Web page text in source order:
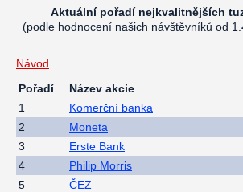
Aktuální pořadí nejkvalitnějších
(podle hodnocení našich návštěvníků od
Návod
Pořadí
Název akcie
1
Komerční banka
2
Moneta
3
Erste Bank
4
Philip Morris
5
ČEZ